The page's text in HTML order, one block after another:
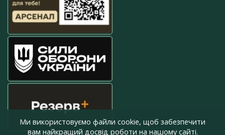
Ми використовуємо файли cookie, щоб забезпечити
вам найкращий досвід роботи на нашому сайті.